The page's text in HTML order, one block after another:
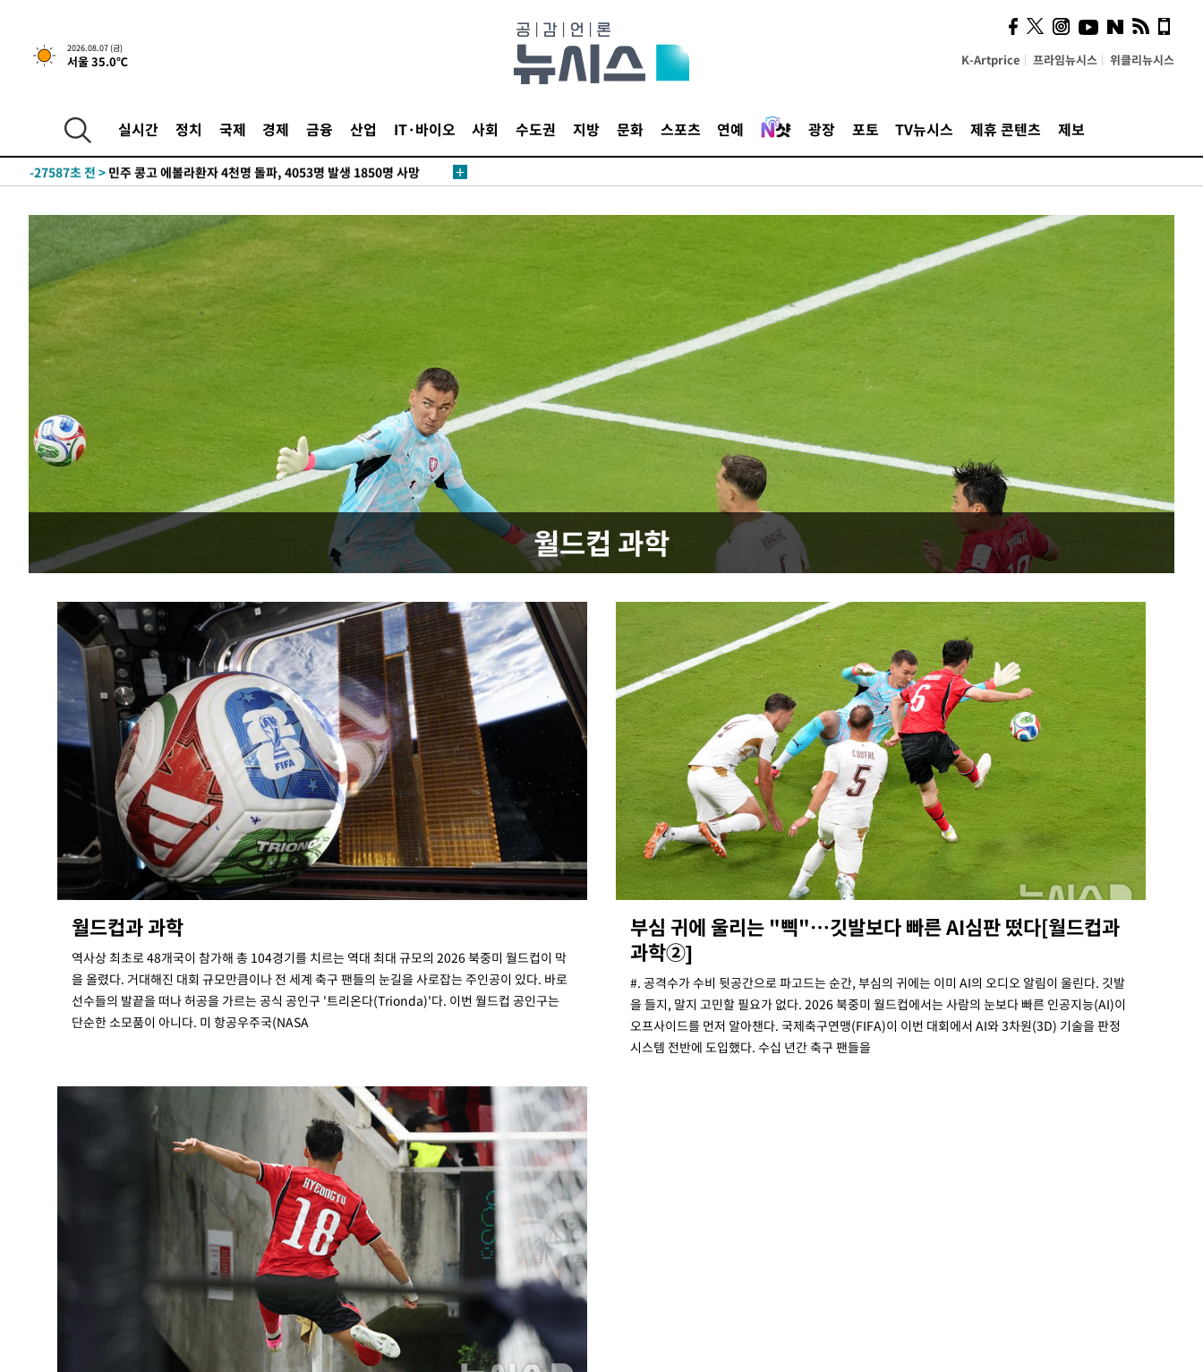
2026.08.07 (금)
서울 35.0℃ K-Artprice 프라임뉴시스 위클리뉴시스
실시간 정치 국제 경제 금융 산업 IT·바이오 사회 수도권 지방 문화 스포츠 연예 광장 포토 TV뉴시스 제휴 콘텐츠 제보
-31121초 전 >
[속보]'채상병 순직 책임' 임성근, 항소심도 징역 3년
-30987초 전 >
-27587초 전 > 민주 콩고 에볼라환자 4천명 돌파, 4053명 발생 1850명 사망
-26031초 전 > "미 전국적 살모네라 식중독 원인은 멕시코산 할라피뇨"-- CDC
-24544초 전 > [속보]경찰·노동부, HL만도 평택사업장 끼임 사망 관련 압수수색
-24425초 전 >[속보]합수본, '투표율 허위 입력' 중앙·서울·경기도 선관위 등 9곳
압수수색
-24180초 전 >[속보]원·달러 환율, 오전 9시 1423.8원
-23976초 전 >
[속보]삼성전자·SK하이닉스 동반 강보합…1%대 상승 출발
-23962초 전 >
[속보]코스닥, 5.95포인트(0.74%) 상승한 807.62개장
-23930초 전 >
[속보]코스피, 6300선 재탈환…1.09% 오른 6365.07 개장
-21095초 전 >
시리아 다마스쿠스 교외에서 미니버스 폭발.. 14명 부상, 3명은 중
태
-20393초 전 >
입추에도 극한더위…서울 낮 39도 '폭염중대경보'
-15357초 전 >이란, 호르무즈서 "적국 목표물들"과 대치로 남부 케슘섬에서 두차
례 큰 폭발음
-14072초 전 >
[속보]美, 폴리실리콘 수입 규제…파생제품 15% 관세, 120일 후
발효
-12223초 전 >[속보]트럼프, 美 원정출산 금지 행정명령 서명
[속보] 뉴욕증시, 일제 하락 마감…나스닥 0.06%↓
-31121초 전 >[속보]'채상병 순직 책임' 임성근, 항소심도 징역 3년
-30987초 전 >[속보]종합특검, '관저이전 봐주기 감사' 유병호 구속기소
-27587초 전 >민주 콩고 에볼라환자 4천명 돌파, 4053명 발생 1850명 사망
-26837초 전 >[속보]'300억원대 사기 혐의' 차가원 대표 구속 송치
-26031초 전 >"미 전국적 살모네라 식중독 원인은 멕시코산 할라피뇨"-- CDC
-24544초 전 >
[속보]경찰·노동부, HL만도 평택사업장 끼임 사망 관련 압수수색
-24425초 전 >[속보]합수본, '투표율 허위 입력' 중앙·서울·경기도 선관위 등 9곳
-24180초 전 >
[속보]원·달러 환율, 오전 9시 1423.8원
-23976초 전 >
[속보]삼성전자·SK하이닉스 동반 강보합…1%대 상승 출발
[속보]코스닥, 5.95포인트(0.74%) 상승한 807.62개장
-23930초 전 >
[속보]코스피, 6300선 재탈환…1.09% 오른 6365.07 개장
시리아 다마스쿠스 교외에서 미니버스 폭발.. 14명 부상, 3명은 중
-20393초 전 >
입추에도 극한더위…서울 낮 39도 '폭염중대경보'
이란, 호르무즈서 "적국 목표물들"과 대치로 남부 케슘섬에서 두차
례 큰 폭발음
-14072초 전 >[속보]美, 폴리실리콘 수입 규제…파생제품 15% 관세, 120일 후
-12223초 전 >[속보]트럼프, 美 원정출산 금지 행정명령 서명
-9923초 전 >[속보] 뉴욕증시, 일제 하락 마감…나스닥 0.06%↓
월드컵 과학
월드컵과 과학
역사상 최초로 48개국이 참가해 총 104경기를 치르는 역대 최대 규모의 2026 북중미 월드컵이 막
을 올렸다. 거대해진 대회 규모만큼이나 전 세계 축구 팬들의 눈길을 사로잡는 주인공이 있다. 바로
선수들의 발끝을 떠나 허공을 가르는 공식 공인구 '트리온다(Trionda)'다. 이번 월드컵 공인구는
단순한 소모품이 아니다. 미 항공우주국(NASA
부심 귀에 울리는 "삑"…깃발보다 빠른 AI심판 떴다[월드컵과
과학②]
#. 공격수가 수비 뒷공간으로 파고드는 순간, 부심의 귀에는 이미 AI의 오디오 알림이 울린다. 깃발
을 들지, 말지 고민할 필요가 없다. 2026 북중미 월드컵에서는 사람의 눈보다 빠른 인공지능(AI)이
오프사이드를 먼저 알아챈다. 국제축구연맹(FIFA)이 이번 대회에서 AI와 3차원(3D) 기술을 판정
시스템 전반에 도입했다. 수십 년간 축구 팬들을